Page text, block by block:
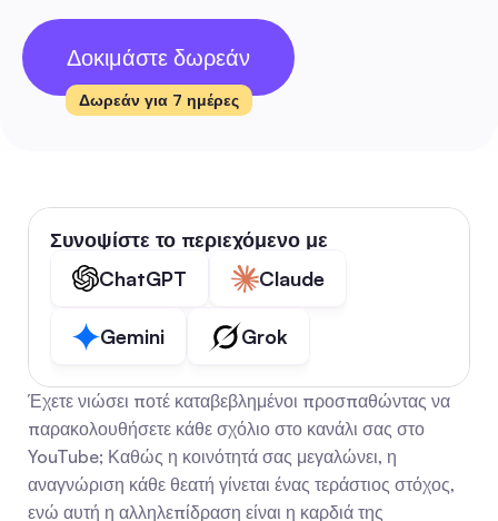
Δοκιμάστε δωρεάν
Δωρεάν για 7 ημέρες
Συνοψίστε το περιεχόμενο με
ChatGPT
Claude
Gemini Grok
Έχετε νιώσει ποτέ καταβεβλημένοι προσπαθώντας να
παρακολουθήσετε κάθε σχόλιο στο κανάλι σας στο
YouTube; Καθώς η κοινότητά σας μεγαλώνει, η
αναγνώριση κάθε θεατή γίνεται ένας τεράστιος στόχος,
ενώ αυτή η αλληλεπίδραση είναι η καρδιά της